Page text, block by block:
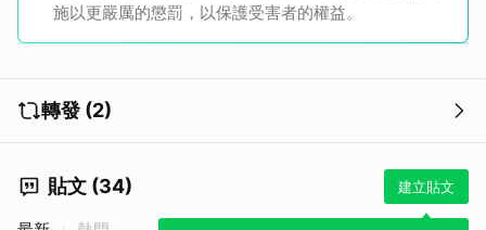
施以更嚴厲的懲罰，以保護受害者的權益。
轉發 (2)
貼文 (34) 建立貼文